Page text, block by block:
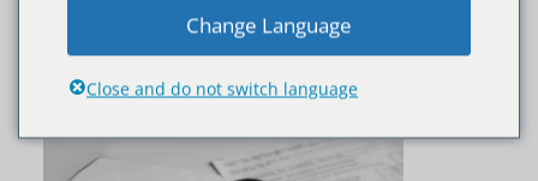
Purse,With,Small,Chang
Change Language
Close and do not switch language